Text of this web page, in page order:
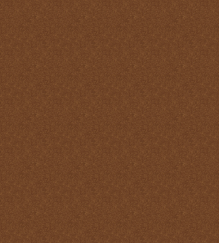
Eucaristía
María Santísima y la Santa
Misa
Misas Gregorianas
Misterio de unidad
Necesidad de aprender lo
que es la Santa Misa
No hay cosa que más odie
el demonio que la Santa
Misa
Nuestra vida debe ser una
Santa Misa prolongada
Nuestro sacrificio se
transforma en el sacrificio
de Cristo
Ofertorio
Participación
Partícipes de la naturaleza
divina
Petición y acción de
gracias
Plegarias Eucarísticas